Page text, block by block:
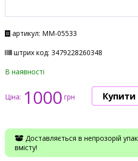
артикул: ММ-05533
штрих код: 3479228260348
В наявності
Ціна: 1000 грн
Доставляється в непрозорій
вмісту!